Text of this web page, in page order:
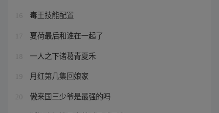
16 毒王技能配置
17 夏荷最后和谁在一起了
18 一人之下诸葛青夏禾
19 月红第几集回娘家
20 傲来国三少爷是最强的吗